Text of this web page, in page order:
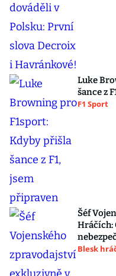
Luke
šance z
F1 Sport
Šéf
Hráčích:
Blesk